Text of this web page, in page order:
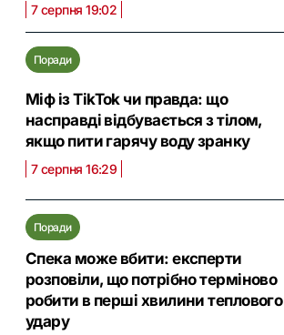
7 серпня 19:02
Поради
Міф із TikTok чи правда: що
насправді відбувається з тілом,
якщо пити гарячу воду зранку
7 серпня 16:29
Поради
Спека може вбити: експерти
розповіли, що потрібно терміново
робити в перші хвилини теплового
удару